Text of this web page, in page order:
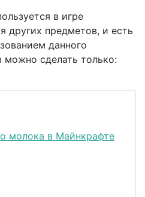
в игре
других предметов, и есть
данного
можно сделать только: